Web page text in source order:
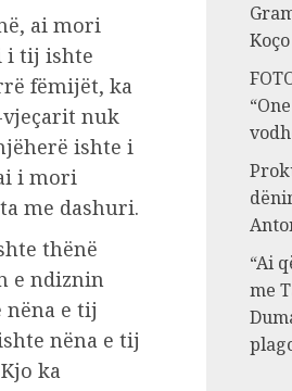
ai mori
i tij ishte
fëmijët, ka
vjeçarit nuk
ishte i
i mori
me dashuri.
thënë
e ndiznin
e tij
nëna e tij
ka
“Ai
me